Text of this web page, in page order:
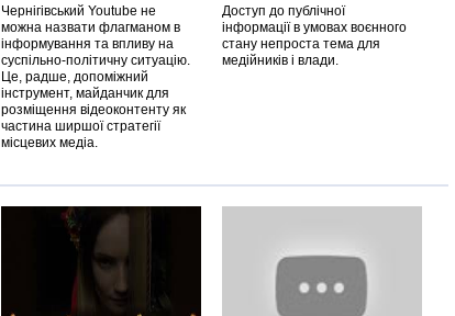
Чернігівський Youtube не
можна назвати флагманом в
інформування та впливу на
суспільно-політичну ситуацію.
Це, радше, допоміжний
інструмент, майданчик для
розміщення відеоконтенту як
частина ширшої стратегії
місцевих медіа.
Доступ до публічної
інформації в умовах воєнного
стану непроста тема для
медійників і влади.